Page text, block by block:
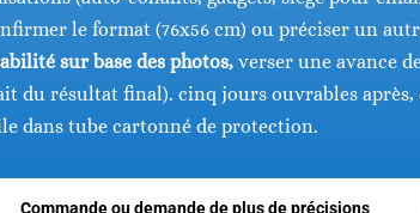
le format (76x56 cm) ou préciser un
sur base des photos, verser une avance
du résultat final). cinq jours ouvrables
dans tube cartonné de protection.
Commande ou demande de plus de précisions